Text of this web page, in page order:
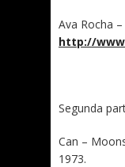
Ava Rocha
http://
Segunda
Can –
1973.